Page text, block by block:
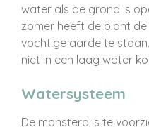
water als de grond is
zomer heeft de plant
vochtige aarde te
niet in een laag water
Watersysteem
De monstera is te